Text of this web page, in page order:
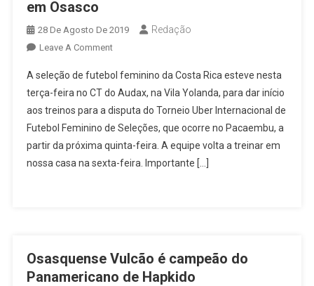
em Osasco
28 De Agosto De 2019 Redação
Leave A CommentOn
Feminina
Da
Costa
Rica
Treina
Em
A seleção de futebol feminino da Costa Rica esteve nesta
terça-feira no CT do Audax, na Vila Yolanda, para dar início
aos treinos para a disputa do Torneio Uber Internacional de
Futebol Feminino de Seleções, que ocorre no Pacaembu, a
partir da próxima quinta-feira. A equipe volta a treinar em
nossa casa na sexta-feira. Importante […]
Osasquense Vulcão é campeão do
Panamericano de Hapkido